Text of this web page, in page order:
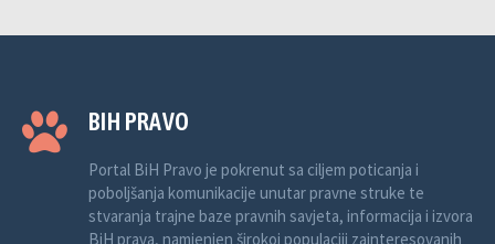
BIH PRAVO
Portal BiH Pravo je pokrenut sa ciljem poticanja i
poboljšanja komunikacije unutar pravne struke te
stvaranja trajne baze pravnih savjeta, informacija i izvora
BiH prava, namjenjen širokoj populaciji zainteresovanih